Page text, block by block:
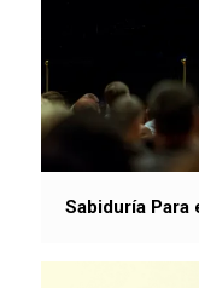
Sabiduría Para